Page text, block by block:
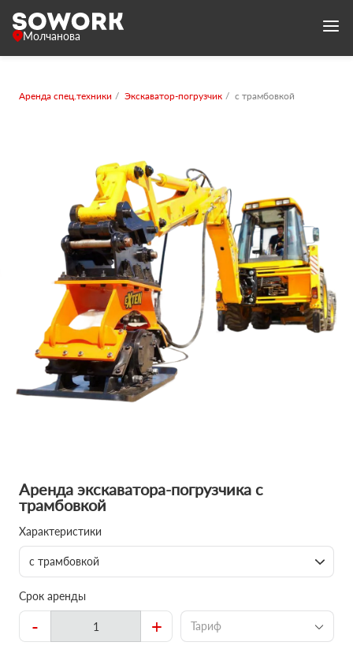
Молчанова
Аренда спец.техники Экскаватор-погрузчик с трамбовкой
Аренда экскаватора-погрузчика с
трамбовкой
Характеристики
с трамбовкой
Срок аренды
- + Тариф